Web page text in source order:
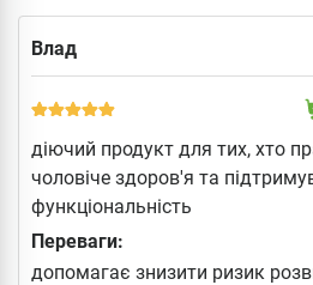
Влад
діючий продукт для тих, хто
чоловіче здоров'я та
функціональність
Переваги:
допомагає знизити ризик